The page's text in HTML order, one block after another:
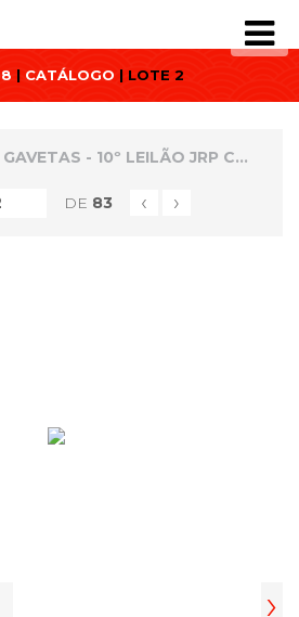
| CATÁLOGO | LOTE 2
GARIMPANDO AS GAVETAS - 10º LEILÃO JRP COLECIONISMO
DE 83 ‹ ›
›